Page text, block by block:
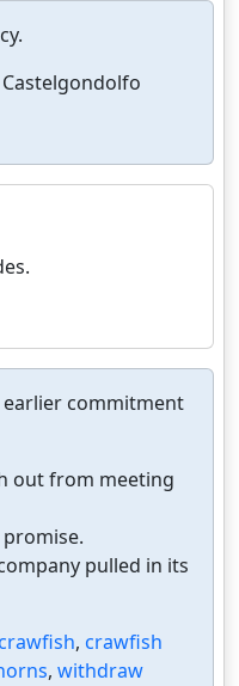
commitment
out from meeting
pulled in its
crawfish, crawfish
, withdraw